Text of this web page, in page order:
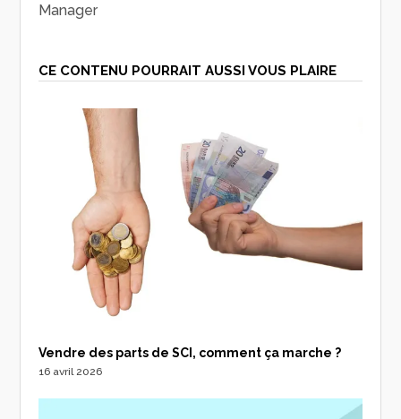
Manager
CE CONTENU POURRAIT AUSSI VOUS PLAIRE
Vendre des parts de SCI, comment ça marche ?
16 avril 2026